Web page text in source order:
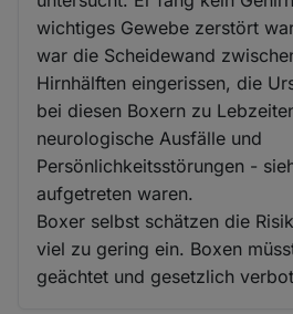
wichtiges Gewebe zerstört
war die Scheidewand
Hirnhälften eingerissen, die
bei diesen Boxern zu
neurologische Ausfälle und
Persönlichkeitsstörungen -
aufgetreten waren.
Boxer selbst schätzen die
viel zu gering ein. Boxen
geächtet und gesetzlich